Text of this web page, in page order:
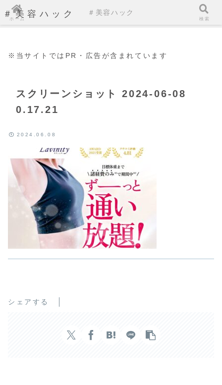
＃美容ハック
※当サイトではPR・広告が含まれています
スクリーンショット 2024-06-08
0.17.21
2024.06.08
シェアする
ホーム
＃美容ハック
検索